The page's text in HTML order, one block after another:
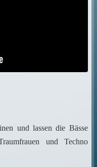
und lassen die Bässe
und Techno